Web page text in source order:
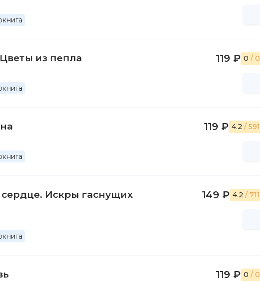
из пепла 119 ₽ 0 / 0
119 ₽ 4.2 / 591
Искры гаснущих
149 ₽ 4.2 / 711
119 ₽ 0 / 0